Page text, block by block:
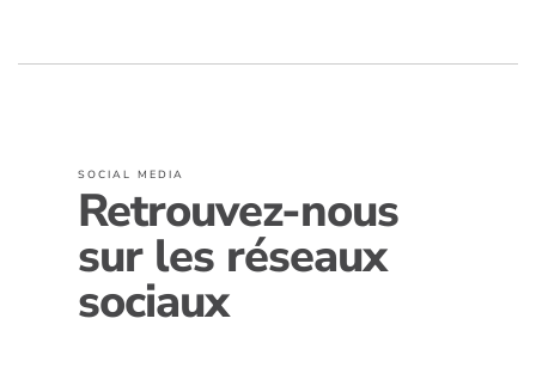
SOCIAL MEDIA
Retrouvez-nous
sur les réseaux
sociaux